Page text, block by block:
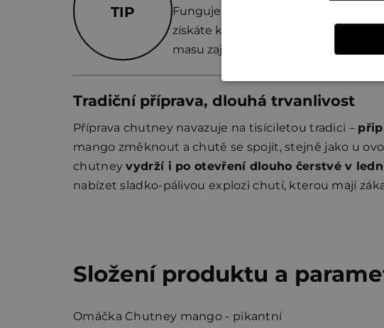
TIP
Funguje i jako rychlá glazura –
získáte krásně lesklou,
masu zajímavý chuťový kontrast a
Tradiční příprava, dlouhá trvanlivost
Příprava chutney navazuje na tisíciletou tradici –
mango změknout a chutě se spojit, stejně jako u
chutneyvydrží i po otevření dlouho čerstvé v
nabízet sladko‑pálivou explozi chutí, kterou mají
Složení produktu a
Omáčka Chutney mango - pikantní